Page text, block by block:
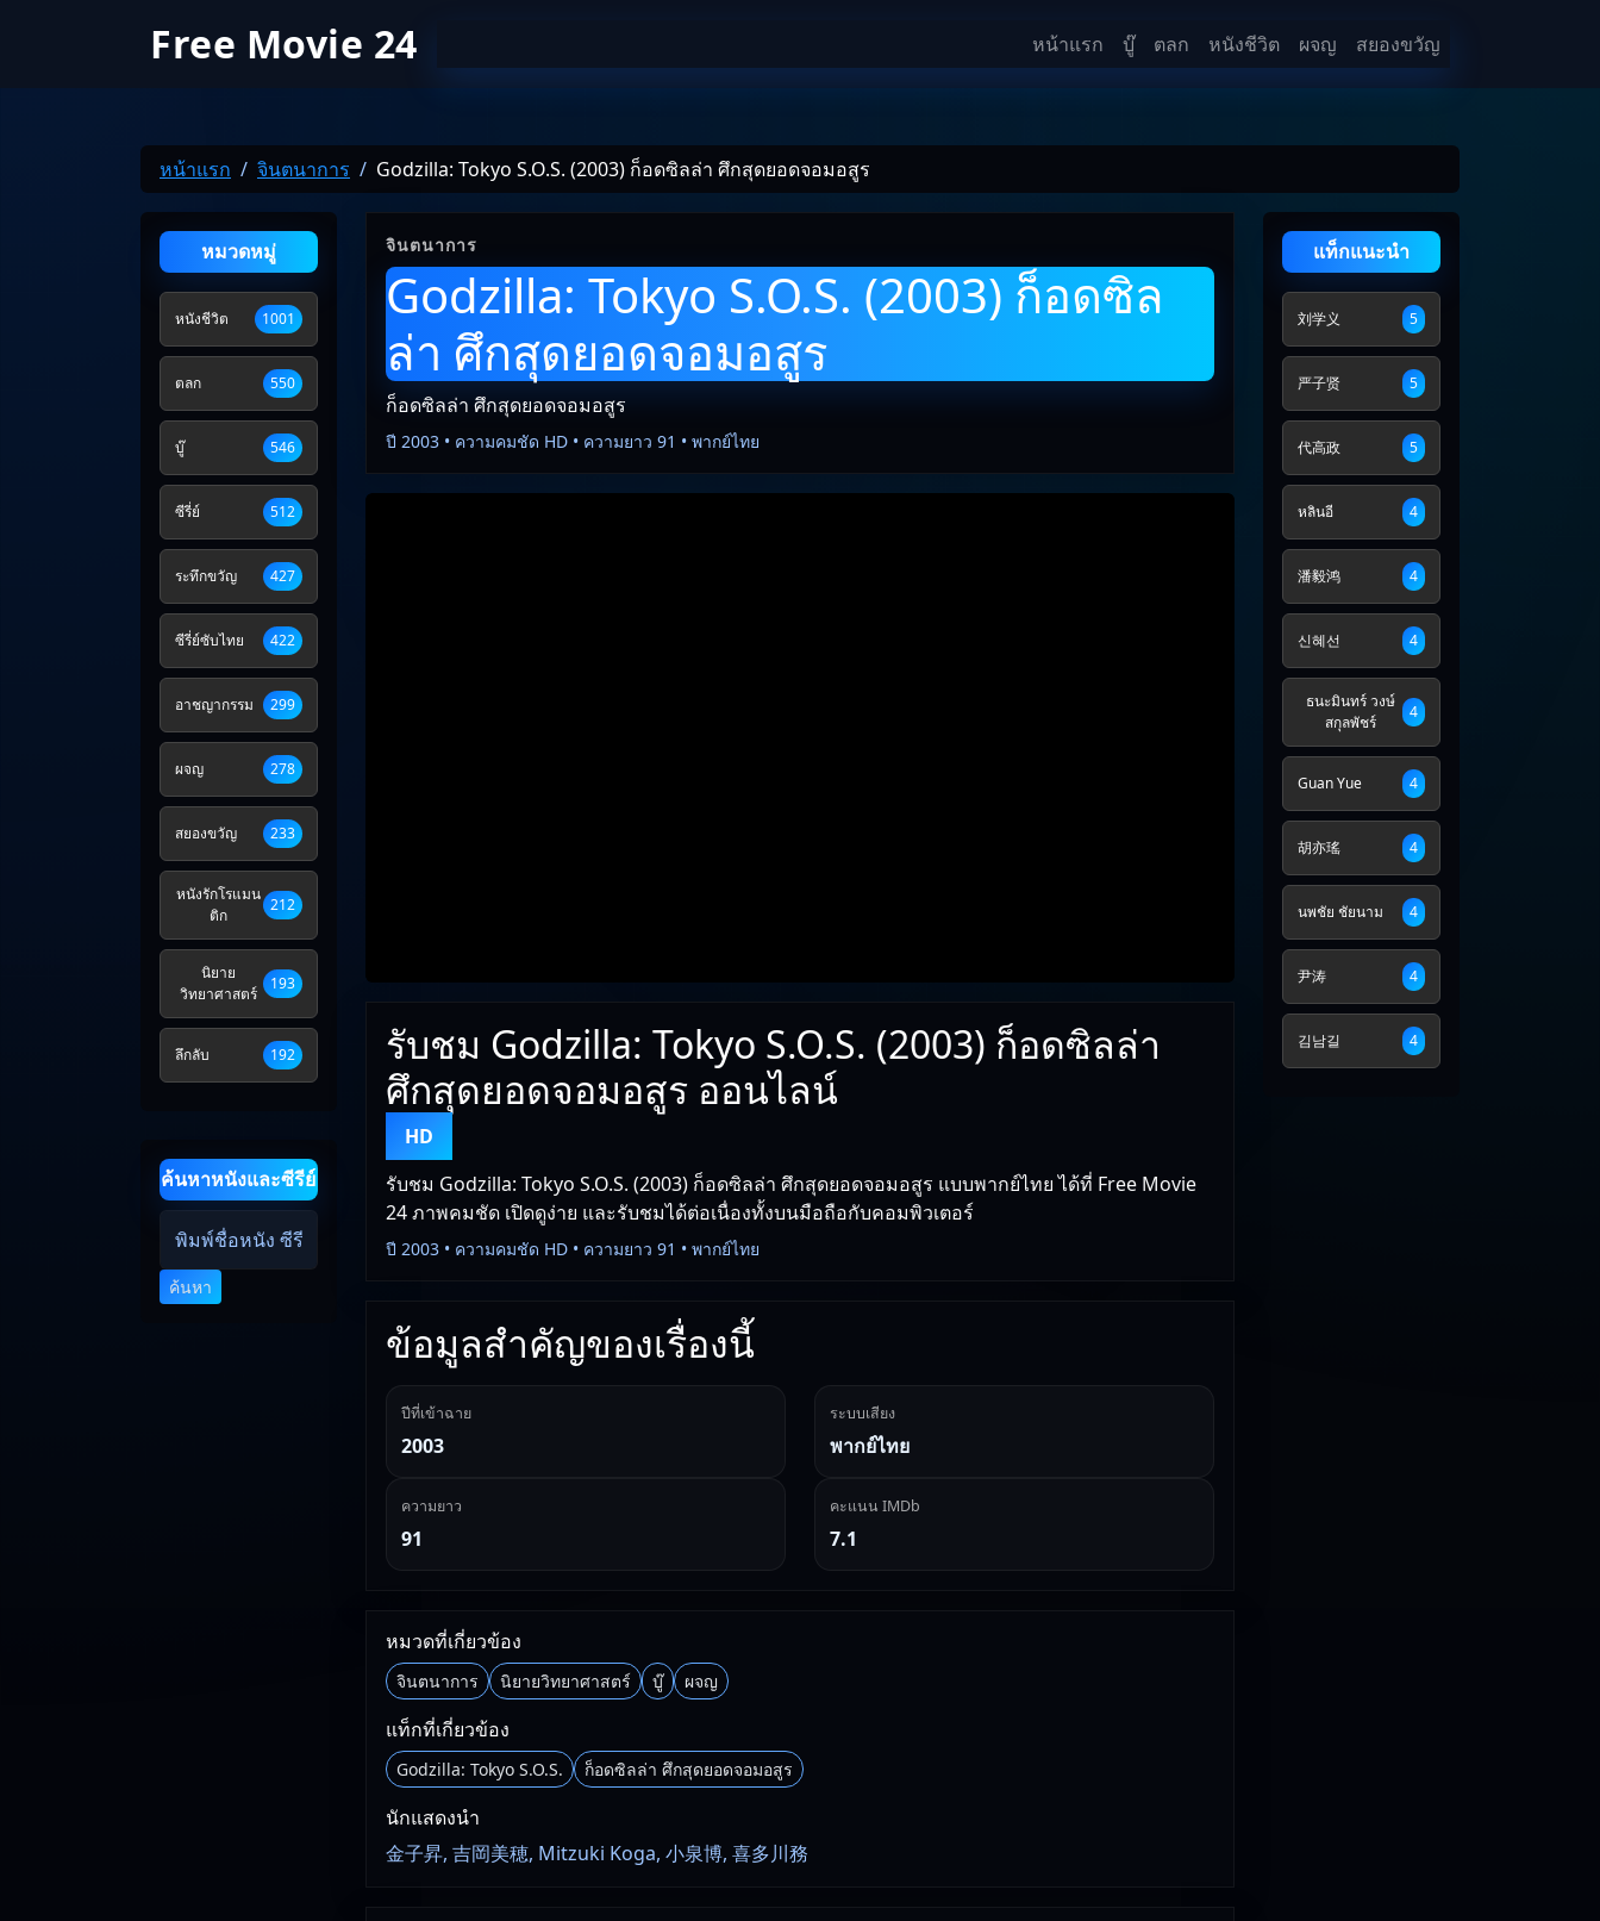
Free Movie 24 หน้าแรก บู๊ ตลก หนังชีวิต ผจญ สยองขวัญ
หน้าแรก จินตนาการ Godzilla: Tokyo S.O.S. (2003) ก็อดซิลล่า ศึกสุดยอดจอมอสูร
หมวดหมู่
หนังชีวิต 1001
ตลก 550
บู๊ 546
ซีรี่ย์ 512
ระทึกขวัญ 427
ซีรี่ย์ซับไทย 422
อาชญากรรม 299
ผจญ 278
สยองขวัญ 233
หนังรักโรแมน
ติก
212
นิยาย
วิทยาศาสตร์
193
ลึกลับ 192
ค้นหาหนังและซีรีย์
ค้นหา
จินตนาการ
Godzilla: Tokyo S.O.S. (2003) ก็อดซิล
ล่า ศึกสุดยอดจอมอสูร
ก็อดซิลล่า ศึกสุดยอดจอมอสูร
ปี 2003 • ความคมชัด HD • ความยาว 91 • พากย์ไทย
รับชม Godzilla: Tokyo S.O.S. (2003) ก็อดซิลล่า
ศึกสุดยอดจอมอสูร ออนไลน์
HD
รับชม Godzilla: Tokyo S.O.S. (2003) ก็อดซิลล่า ศึกสุดยอดจอมอสูร แบบพากย์ไทย ได้ที่ Free Movie
24 ภาพคมชัด เปิดดูง่าย และรับชมได้ต่อเนื่องทั้งบนมือถือกับคอมพิวเตอร์
ปี 2003 • ความคมชัด HD • ความยาว 91 • พากย์ไทย
ข้อมูลสำคัญของเรื่องนี้
ปีที่เข้าฉาย
2003
ระบบเสียง
พากย์ไทย
ความยาว
91
คะแนน IMDb
7.1
หมวดที่เกี่ยวข้อง
จินตนาการ นิยายวิทยาศาสตร์ บู๊ ผจญ
แท็กที่เกี่ยวข้อง
Godzilla: Tokyo S.O.S. ก็อดซิลล่า ศึกสุดยอดจอมอสูร
นักแสดงนำ
金子昇, 吉岡美穂, Mitzuki Koga, 小泉博, 喜多川務
แท็กแนะนำ
刘学义 5
严子贤 5
代高政 5
หลินอี 4
潘毅鸿 4
신혜선 4
ธนะมินทร์ วงษ์
สกุลพัชร์
4
Guan Yue 4
胡亦瑤 4
นพชัย ชัยนาม 4
尹涛 4
김남길 4